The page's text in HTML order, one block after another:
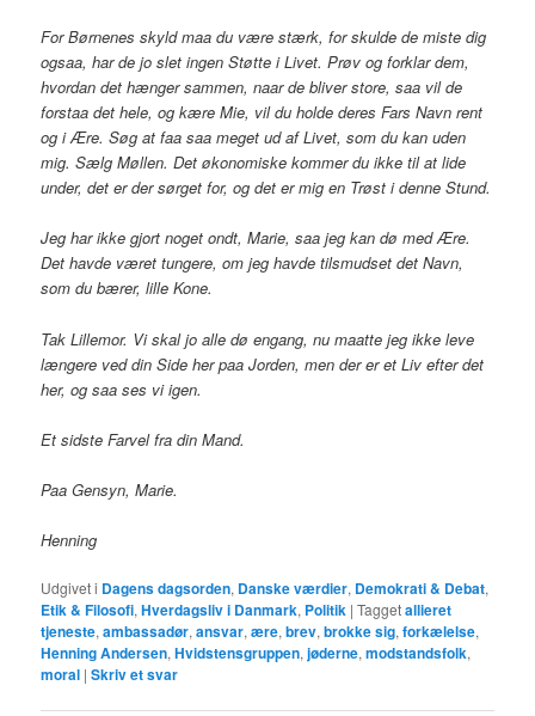
For Børnenes skyld maa du være stærk, for skulde de miste dig
ogsaa, har de jo slet ingen Støtte i Livet. Prøv og forklar dem,
hvordan det hænger sammen, naar de bliver store, saa vil de
forstaa det hele, og kære Mie, vil du holde deres Fars Navn rent
og i Ære. Søg at faa saa meget ud af Livet, som du kan uden
mig. Sælg Møllen. Det økonomiske kommer du ikke til at lide
under, det er der sørget for, og det er mig en Trøst i denne Stund.
Jeg har ikke gjort noget ondt, Marie, saa jeg kan dø med Ære.
Det havde været tungere, om jeg havde tilsmudset det Navn,
som du bærer, lille Kone.
Tak Lillemor. Vi skal jo alle dø engang, nu maatte jeg ikke leve
længere ved din Side her paa Jorden, men der er et Liv efter det
her, og saa ses vi igen.
Et sidste Farvel fra din Mand.
Paa Gensyn, Marie.
Henning
Udgivet i Dagens dagsorden, Danske værdier, Demokrati & Debat,
Etik & Filosofi,Hverdagsliv i Danmark, Politik |Taggetallieret
tjeneste,ambassadør,ansvar,ære,brev,brokke sig,forkælelse,
Henning Andersen,Hvidstensgruppen,jøderne,modstandsfolk,
moral |Skriv et svar